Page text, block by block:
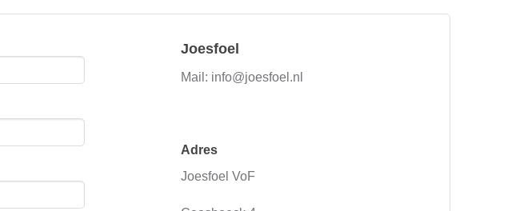
Joesfoel
Mail: info@joesfoel.nl
Adres
Joesfoel VoF